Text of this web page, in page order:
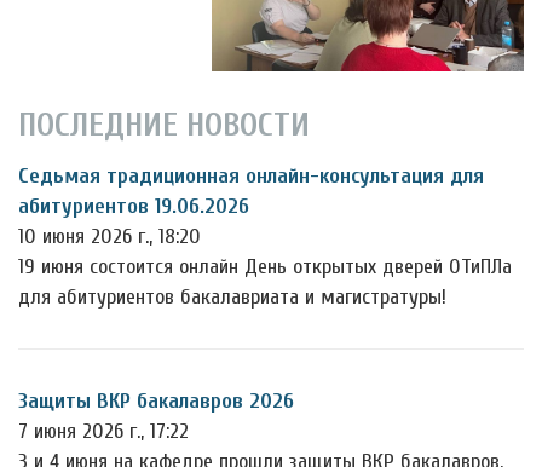
ПОСЛЕДНИЕ НОВОСТИ
Седьмая традиционная онлайн-консультация для
абитуриентов 19.06.2026
10 июня 2026 г., 18:20
19 июня состоится онлайн День открытых дверей ОТиПЛа
для абитуриентов бакалавриата и магистратуры!
Защиты ВКР бакалавров 2026
7 июня 2026 г., 17:22
3 и 4 июня на кафедре прошли защиты ВКР бакалавров.